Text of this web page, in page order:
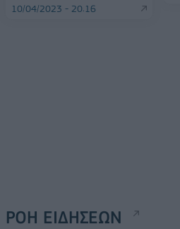
10/04/2023 - 20:16
ΡΟΗ ΕΙΔΗΣΕΩΝ